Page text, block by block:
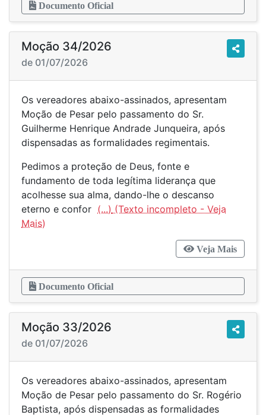
Documento Oficial
Moção 34/2026
de 01/07/2026
Os vereadores abaixo-assinados, apresentam
Moção de Pesar pelo passamento do Sr.
Guilherme Henrique Andrade Junqueira, após
dispensadas as formalidades regimentais.
Pedimos a proteção de Deus, fonte e
fundamento de toda legítima liderança que
acolhesse sua alma, dando-lhe o descanso
eterno e confor (...)
Veja Mais
Documento Oficial
Moção 33/2026
de 01/07/2026
Os vereadores abaixo-assinados, apresentam
Moção de Pesar pelo passamento do Sr. Rogério
Baptista, após dispensadas as formalidades